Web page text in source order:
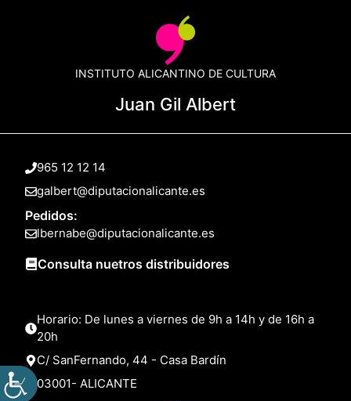
INSTITUTO ALICANTINO DE CULTURA
Juan Gil Albert
965 12 12 14
galbert@diputacionalicante.es
Pedidos:
lbernabe@diputacionalicante.es
Consulta nuetros distribuidores
Horario: De lunes a viernes de 9h a 14h y de 16h a
20h
C/ SanFernando, 44 - Casa Bardín
03001- ALICANTE